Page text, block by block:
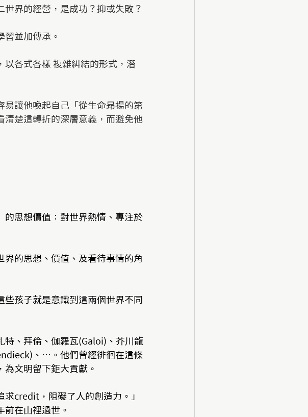
界的經營，是成功？抑或失敗？
並加傳承。
以各式各樣 複雜糾結的形式，潛
易讓他喚起自己「從生命昻揚的第
清楚這轉折的深層意義，而避免他
的思想價值：對世界熱情、專注於
的思想、價值、及看待事情的角
些孩子就是意識到這兩個世界不同
特、拜倫、伽羅瓦(Galoi)、芥川龍
、⋯。他們曾經徘徊在這條
文明留下鉅大貢獻。
credit，阻礙了人的創造力。」
在山𥚃過世。